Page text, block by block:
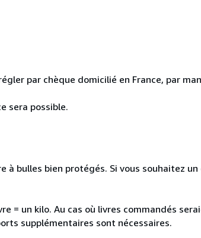
par chèque domicilié en France, par
sera possible.
bulles bien protégés. Si vous souhaitez
= un kilo. Au cas où livres commandés
supplémentaires sont nécessaires.